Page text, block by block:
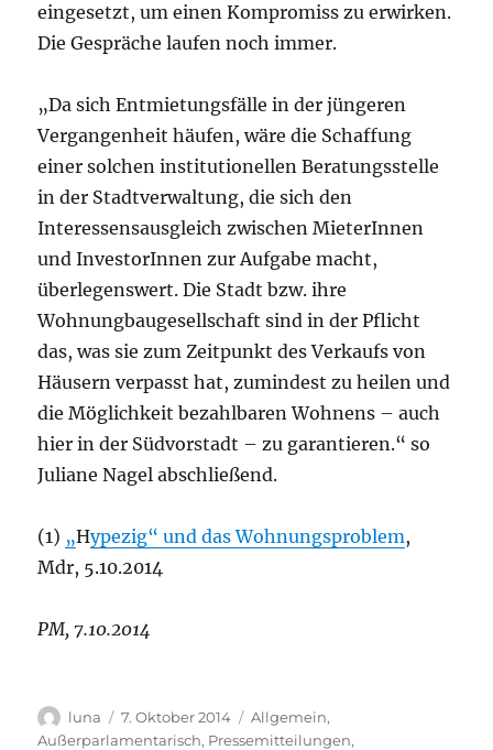
eingesetzt, um einen Kompromiss zu erwirken.
Die Gespräche laufen noch immer.
„Da sich Entmietungsfälle in der jüngeren
Vergangenheit häufen, wäre die Schaffung
einer solchen institutionellen Beratungsstelle
in der Stadtverwaltung, die sich den
Interessensausgleich zwischen MieterInnen
und InvestorInnen zur Aufgabe macht,
überlegenswert. Die Stadt bzw. ihre
Wohnungbaugesellschaft sind in der Pflicht
das, was sie zum Zeitpunkt des Verkaufs von
Häusern verpasst hat, zumindest zu heilen und
die Möglichkeit bezahlbaren Wohnens – auch
hier in der Südvorstadt – zu garantieren.“ so
Juliane Nagel abschließend.
(1) „Hypezig“ und das Wohnungsproblem,
Mdr, 5.10.2014
PM, 7.10.2014
Autor
luna
Veröffentlicht
am
7. Oktober 2014 Kategorien
Allgemein,
Außerparlamentarisch, Pressemitteilungen,